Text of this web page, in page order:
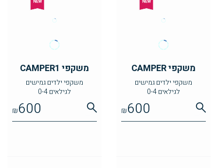
משקפי CAMPER
משקפי ילדים גמישים
לגילאים 0-4
₪600
משקפי CAMPER1
משקפי ילדים גמישים
לגילאים 0-4
₪600